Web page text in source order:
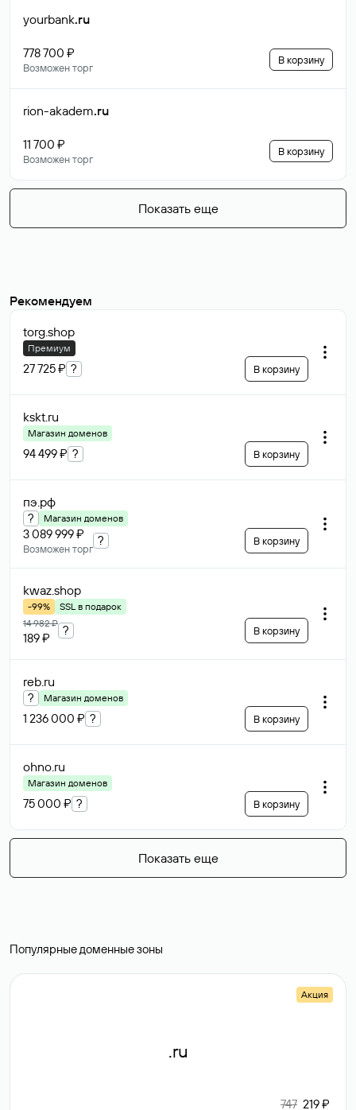
yourbank.ru
778 700 ₽
Возможен торг
В корзину
rion-akadem.ru
11 700 ₽
Возможен торг
В корзину
Показать еще
Рекомендуем
torg.shop
Премиум
27 725 ₽ ? В корзину
kskt.ru
Магазин доменов
94 499 ₽ ? В корзину
пэ.рф
? Магазин доменов
3 089 999 ₽
Возможен торг
? В корзину
kwaz.shop
-99%
SSL в подарок
14 982 ₽
189 ₽
? В корзину
reb.ru
? Магазин доменов
1 236 000 ₽ ? В корзину
ohno.ru
Магазин доменов
75 000 ₽ ? В корзину
Показать еще
Популярные доменные зоны
Акция
.ru
747 219 ₽